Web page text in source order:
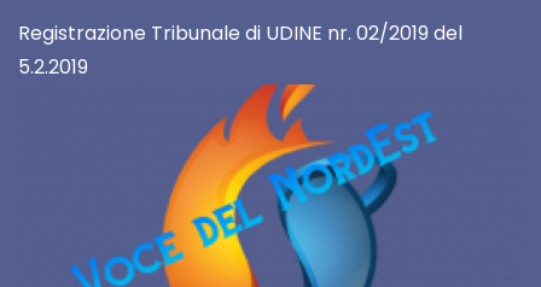
Registrazione Tribunale di UDINE nr. 02/2019 del
5.2.2019